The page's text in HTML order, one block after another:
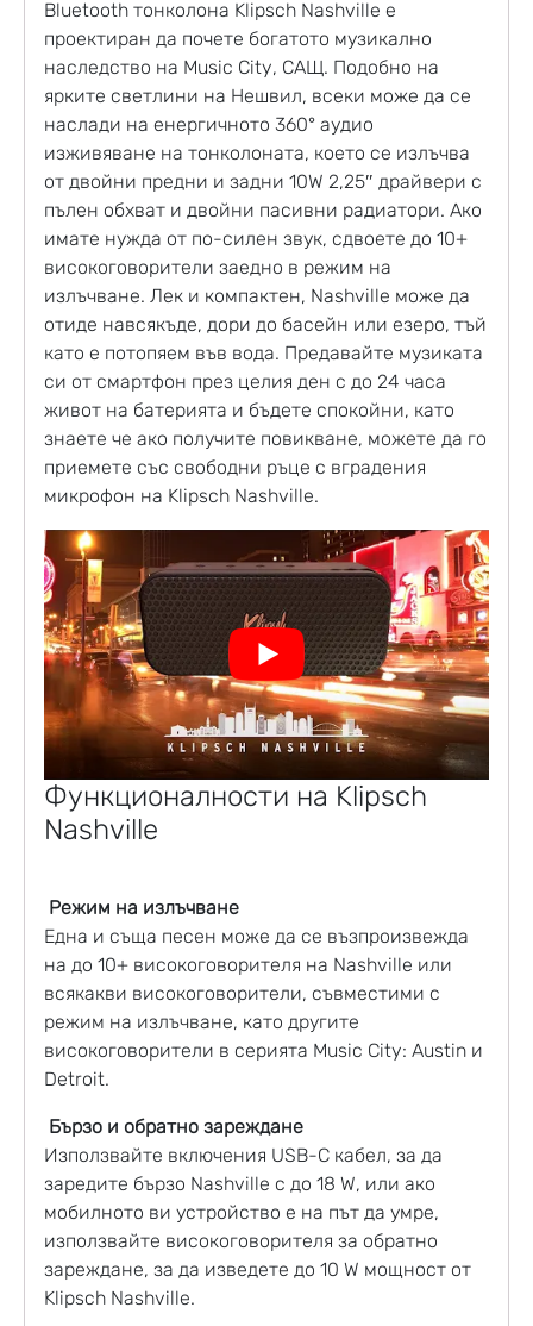
Bluetooth тонколона Klipsch Nashville е
проектиран да почете богатото музикално
наследство на Music City, САЩ. Подобно на
ярките светлини на Нешвил, всеки може да се
наслади на енергичното 360° аудио
изживяване на тонколоната, което се излъчва
от двойни предни и задни 10W 2,25″ драйвери с
пълен обхват и двойни пасивни радиатори. Ако
имате нужда от по-силен звук, сдвоете до 10+
високоговорители заедно в режим на
излъчване. Лек и компактен, Nashville може да
отиде навсякъде, дори до басейн или езеро, тъй
като е потопяем във вода. Предавайте музиката
си от смартфон през целия ден с до 24 часа
живот на батерията и бъдете спокойни, като
знаете че ако получите повикване, можете да го
приемете със свободни ръце с вградения
микрофон на Klipsch Nashville.
Функционалности на Klipsch
Nashville
Режим на излъчване
Една и съща песен може да се възпроизвежда
на до 10+ високоговорителя на Nashville или
всякакви високоговорители, съвместими с
режим на излъчване, като другите
високоговорители в серията Music City: Austin и
Detroit.
Бързо и обратно зареждане
Използвайте включения USB-C кабел, за да
заредите бързо Nashville с до 18 W, или ако
мобилното ви устройство е на път да умре,
използвайте високоговорителя за обратно
зареждане, за да изведете до 10 W мощност от
Klipsch Nashville.